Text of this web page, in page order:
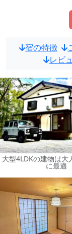
宿の特徴
レビ
大型4LDKの建物は大
に最適